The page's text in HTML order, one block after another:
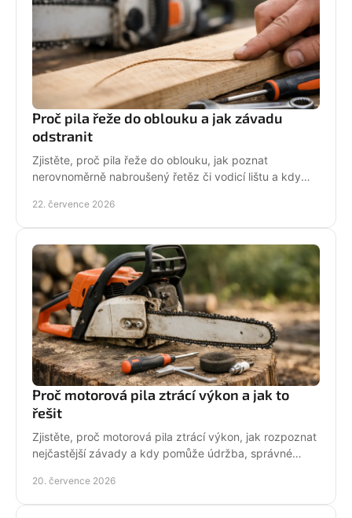
Proč pila řeže do oblouku a jak závadu
odstranit
Zjistěte, proč pila řeže do oblouku, jak poznat
nerovnoměrně nabroušený řetěz či vodicí lištu a kdy
22. července 2026
Proč motorová pila ztrácí výkon a jak to
řešit
Zjistěte, proč motorová pila ztrácí výkon, jak rozpoznat
nejčastější závady a kdy pomůže údržba, správné
20. července 2026